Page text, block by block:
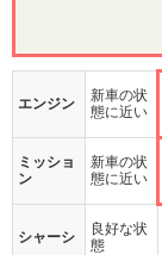
エンジン
新車の状
態に近い
ミッショ
ン
新車の状
態に近い
シャーシ
良好な状
態